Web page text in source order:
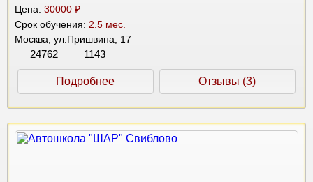
Цена: 30000 ₽
Срок обучения: 2.5 мес.
Москва, ул.Пришвина, 17
24762 1143
Подробнее Отзывы (3)